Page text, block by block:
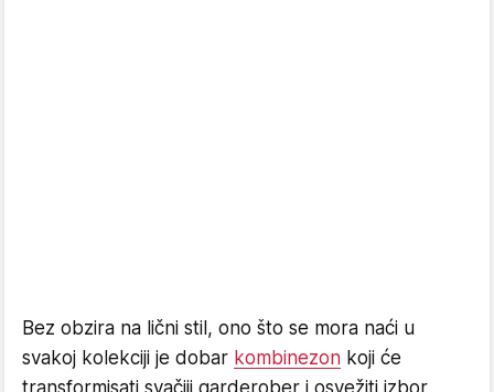
Bez obzira na lični stil, ono što se mora naći u
svakoj kolekciji je dobar kombinezon koji će
transformisati svačiji garderober i osvežiti izbor